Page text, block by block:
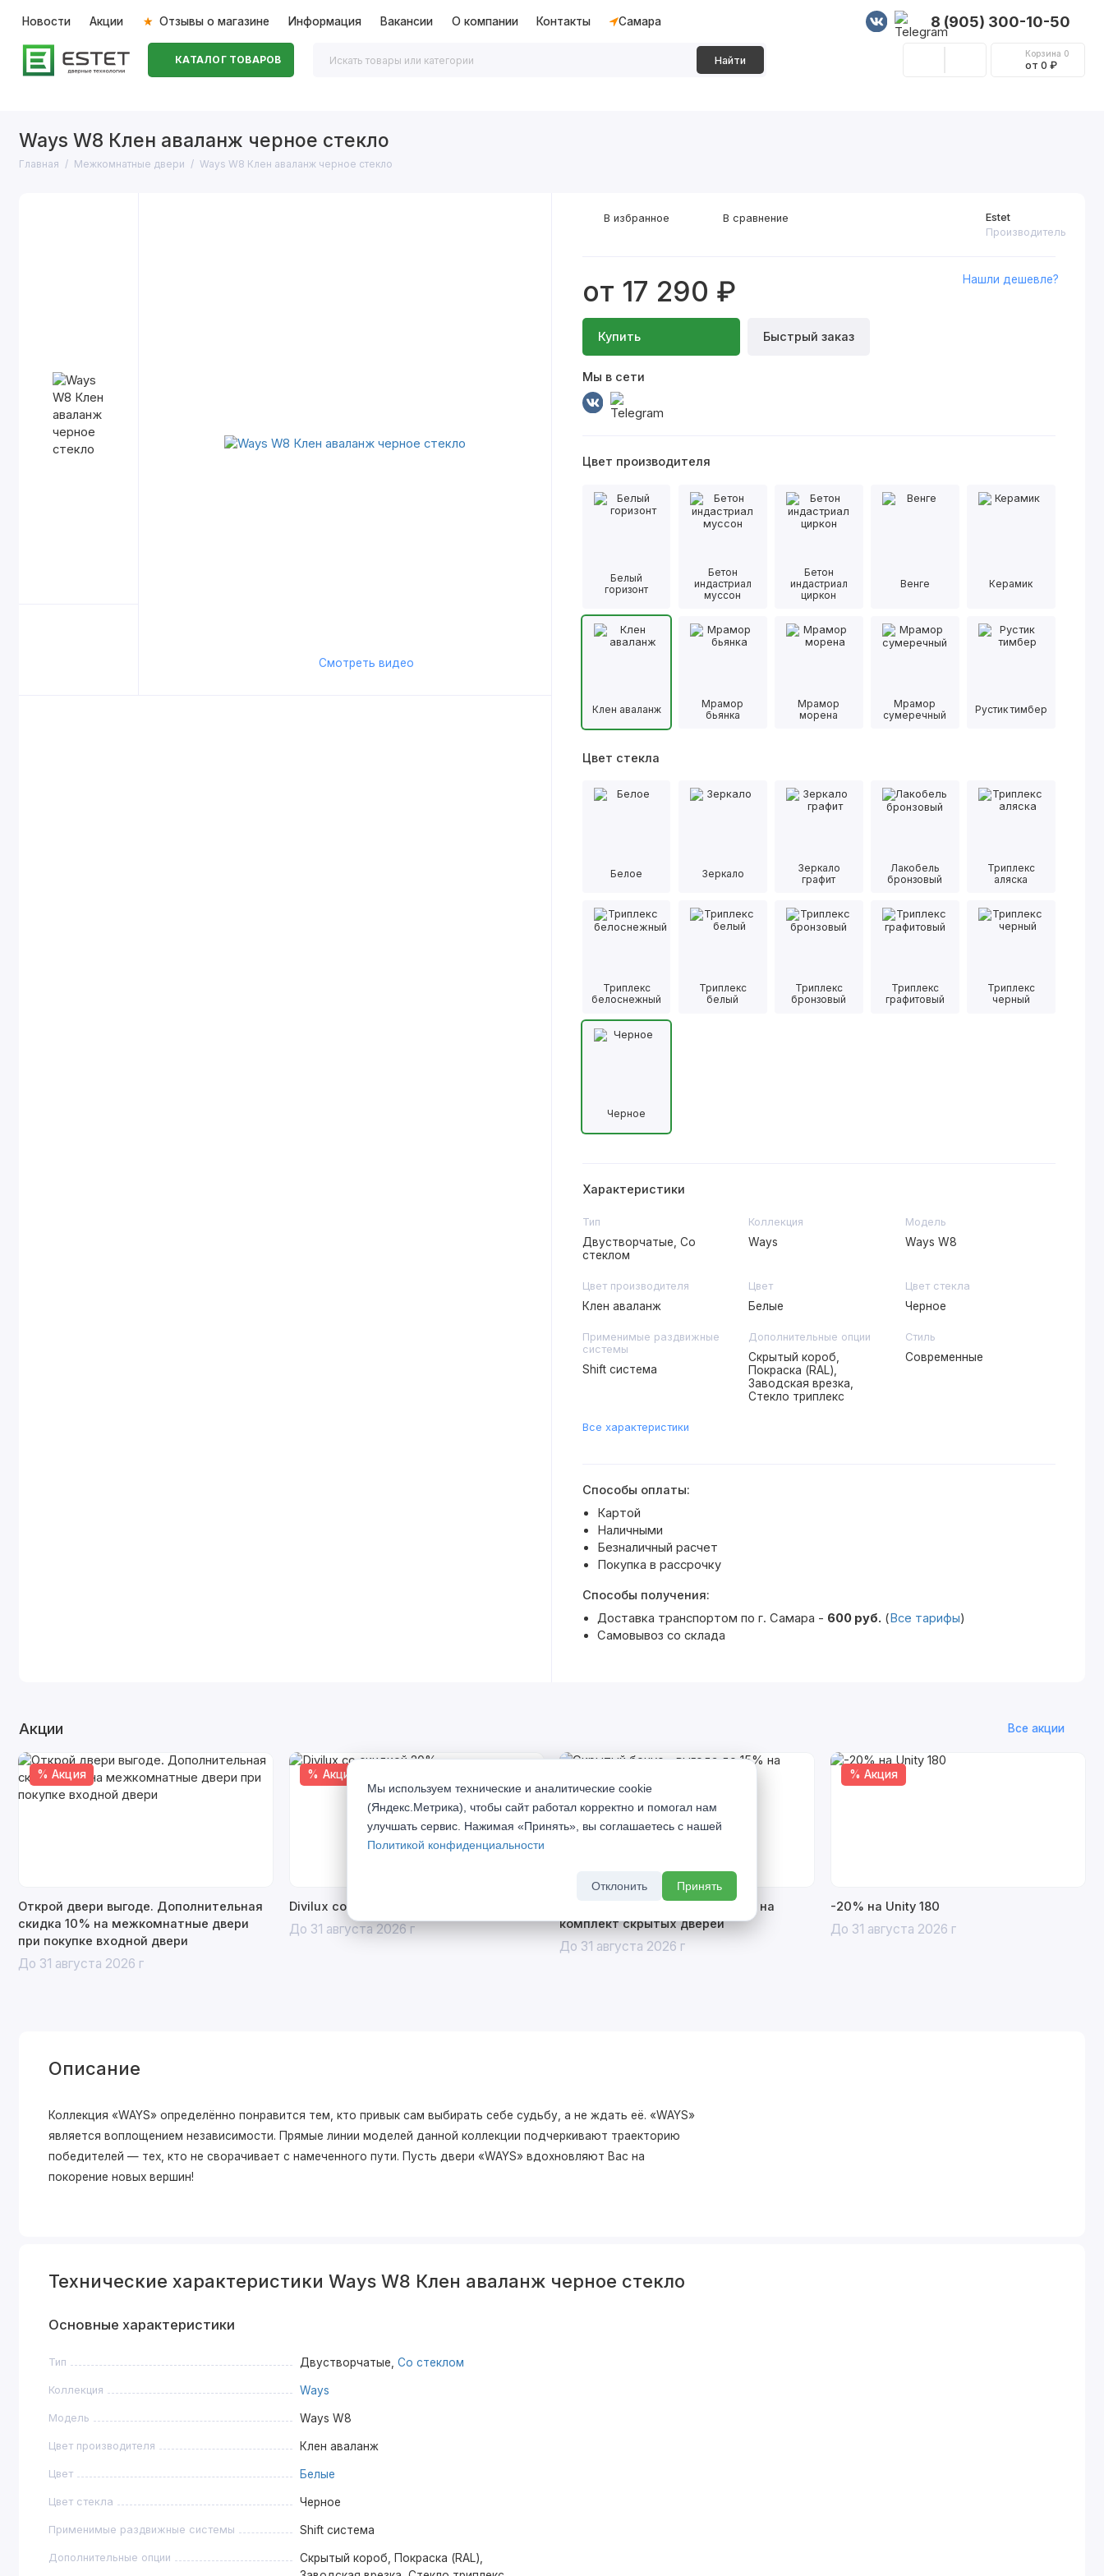
Новости Акции Отзывы о магазине Информация Вакансии О компании Контакты Самара 8 (905) 300-10-50
КАТАЛОГ ТОВАРОВ Найти
Корзина 0
от 0 ₽
Ways W8 Клен аваланж черное стекло
Главная Межкомнатные двери Ways W8 Клен аваланж черное стекло
Смотреть видео
Estet
Производитель
от 17 290 ₽
Купить Быстрый заказ
Нашли дешевле?
Мы в сети
В избранное В сравнение
Цвет производителя
Белый
горизонт
Бетон
индастриал
муссон
Бетон
индастриал
циркон
Венге Керамик
Клен аваланж
Мрамор
бьянка
Мрамор
морена
Мрамор
сумеречный
Рустик тимбер
Цвет стекла
Белое Зеркало
Зеркало
графит
Лакобель
бронзовый
Триплекс
аляска
Триплекс
белоснежный
Триплекс
белый
Триплекс
бронзовый
Триплекс
графитовый
Триплекс
черный
Черное
Характеристики
Тип
Двустворчатые, Со
стеклом
Коллекция
Ways
Модель
Ways W8
Цвет производителя
Клен аваланж
Цвет
Белые
Цвет стекла
Черное
Применимые раздвижные
системы
Shift система
Дополнительные опции
Скрытый короб,
Покраска (RAL),
Заводская врезка,
Стекло триплекс
Стиль
Современные
Все характеристики
Способы оплаты:
Картой
Наличными
Безналичный расчет
Покупка в рассрочку
Способы получения:
Доставка транспортом по г. Самара - 600 руб. ( Все тарифы)
Самовывоз со склада
Акции Все акции
% Акция
Открой двери выгоде. Дополнительная
скидка 10% на межкомнатные двери
при покупке входной двери
До 31 августа 2026 г
% Акция
Divilux со скидкой 20%
До 31 августа 2026 г
Скрытый бонус - выгода до 15% на
комплект скрытых дверей
До 31 августа 2026 г
% Акция
-20% на Unity 180
До 31 августа 2026 г
Описание
Коллекция «WAYS» определённо понравится тем, кто привык сам выбирать себе судьбу, а не ждать её. «WAYS»
является воплощением независимости. Прямые линии моделей данной коллекции подчеркивают траекторию
победителей — тех, кто не сворачивает с намеченного пути. Пусть двери «WAYS» вдохновляют Вас на
покорение новых вершин!
Технические характеристики Ways W8 Клен аваланж черное стекло
Основные характеристики
Тип Двустворчатые, Со стеклом
Коллекция Ways
Модель Ways W8
Цвет производителя Клен аваланж
Цвет Белые
Цвет стекла Черное
Применимые раздвижные системы Shift система
Дополнительные опции
Скрытый короб, Покраска (RAL),
Мы используем технические и аналитические cookie
(Яндекс.Метрика), чтобы сайт работал корректно и помогал нам
улучшать сервис. Нажимая «Принять», вы соглашаетесь с нашей
Политикой конфиденциальности
Отклонить Принять